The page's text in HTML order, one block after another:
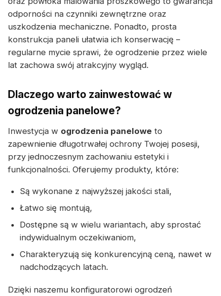
odporności na czynniki zewnętrzne oraz
uszkodzenia mechaniczne. Ponadto, prosta
konstrukcja paneli ułatwia ich konserwację –
regularne mycie sprawi, że ogrodzenie przez wiele
lat zachowa swój atrakcyjny wygląd.
Dlaczego warto zainwestować w
ogrodzenia panelowe?
Inwestycja w ogrodzenia panelowe to
zapewnienie długotrwałej ochrony Twojej posesji,
przy jednoczesnym zachowaniu estetyki i
funkcjonalności. Oferujemy produkty, które:
Są wykonane z najwyższej jakości stali,
Łatwo się montują,
Dostępne są w wielu wariantach, aby sprostać
indywidualnym oczekiwaniom,
Charakteryzują się konkurencyjną ceną, nawet w
nadchodzących latach.
Dzięki naszemu konfiguratorowi ogrodzeń